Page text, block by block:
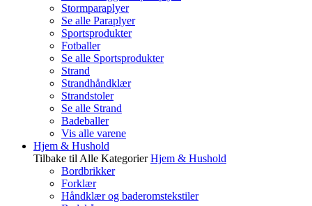
Stormparaplyer
Se alle Paraplyer
Sportsprodukter
Fotballer
Se alle Sportsprodukter
Strand
Strandhåndklær
Strandstoler
Se alle Strand
Badeballer
Vis alle varene
Hjem & Hushold
Tilbake til Alle Kategorier Hjem & Hushold
Bordbrikker
Forklær
Håndklær og baderomstekstiler